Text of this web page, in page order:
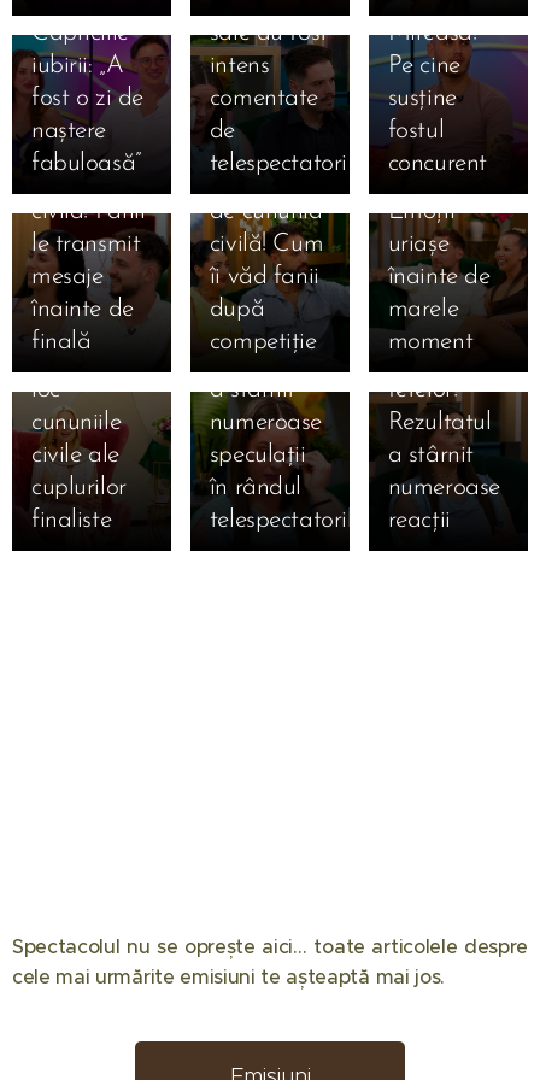
Capriciile
iubirii: „A
fost o zi de
naștere
fabuloasă”
sale au fost
intens
comentate
de
telespectatori
Mireasa!
Pe cine
susține
fostul
concurent
15.07.2026
Amalia și
Sebastian,
la doar o zi
de cununia
civilă! Fanii
le transmit
mesaje
înainte de
finală
15.07.2026
Giulia și
Alexandru,
la un pas
de cununia
civilă! Cum
îi văd fanii
după
competiție
15.07.2026
Ema și
Alan, la o
zi de
cununia
civilă!
Emoții
uriașe
înainte de
marele
moment
15.07.2026
Simona
Gherghe
anunță
ediția
specială de
mâine! Au
loc
cununiile
civile ale
cuplurilor
finaliste
15.07.2026
Claudia a
izbucnit în
lacrimi la
Mireasa!
Momentul
a stârnit
numeroase
speculații
în rândul
telespectatorilor
15.07.2026
Claudia,
salvată
după ce a
ocupat
locul 3 în
topul
fetelor!
Rezultatul
a stârnit
numeroase
reacții
Spectacolul nu se oprește aici… toate articolele despre
cele mai urmărite emisiuni te așteaptă mai jos. 📺✨
12.05.2026
Eliminare
08.05.2026
Semifinala
talent 2026
08.04.2026
Chefi la
2026: